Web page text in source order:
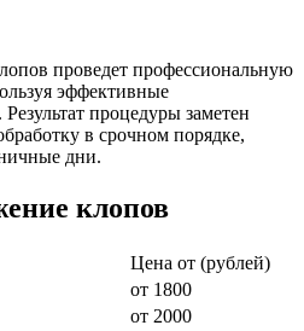
проведет профессиональную
эффективные
процедуры заметен
в срочном порядке,
дни.
клопов
Цена от (рублей)
от 1800
от 2000